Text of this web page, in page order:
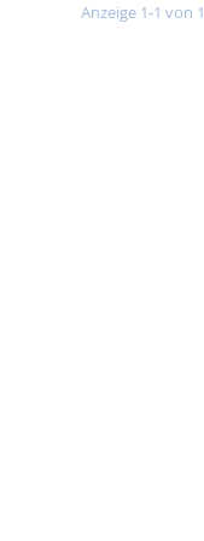
Anzeige 1-1 von 1